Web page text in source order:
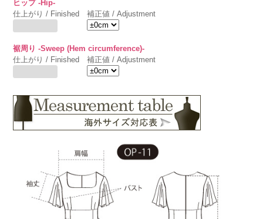
ヒップ -Hip-
仕上がり / Finished
補正値 / Adjustment
裾周り -Sweep (Hem circumference)-
仕上がり / Finished
補正値 / Adjustment